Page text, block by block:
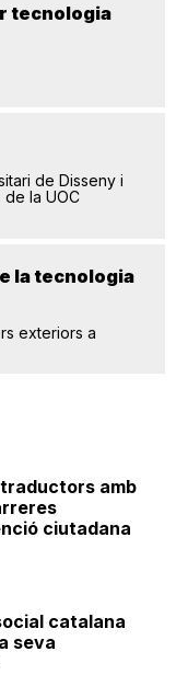
tecnologia
de Disseny i
la UOC
la tecnologia
exteriors a
amb
ciutadana
catalana
seva